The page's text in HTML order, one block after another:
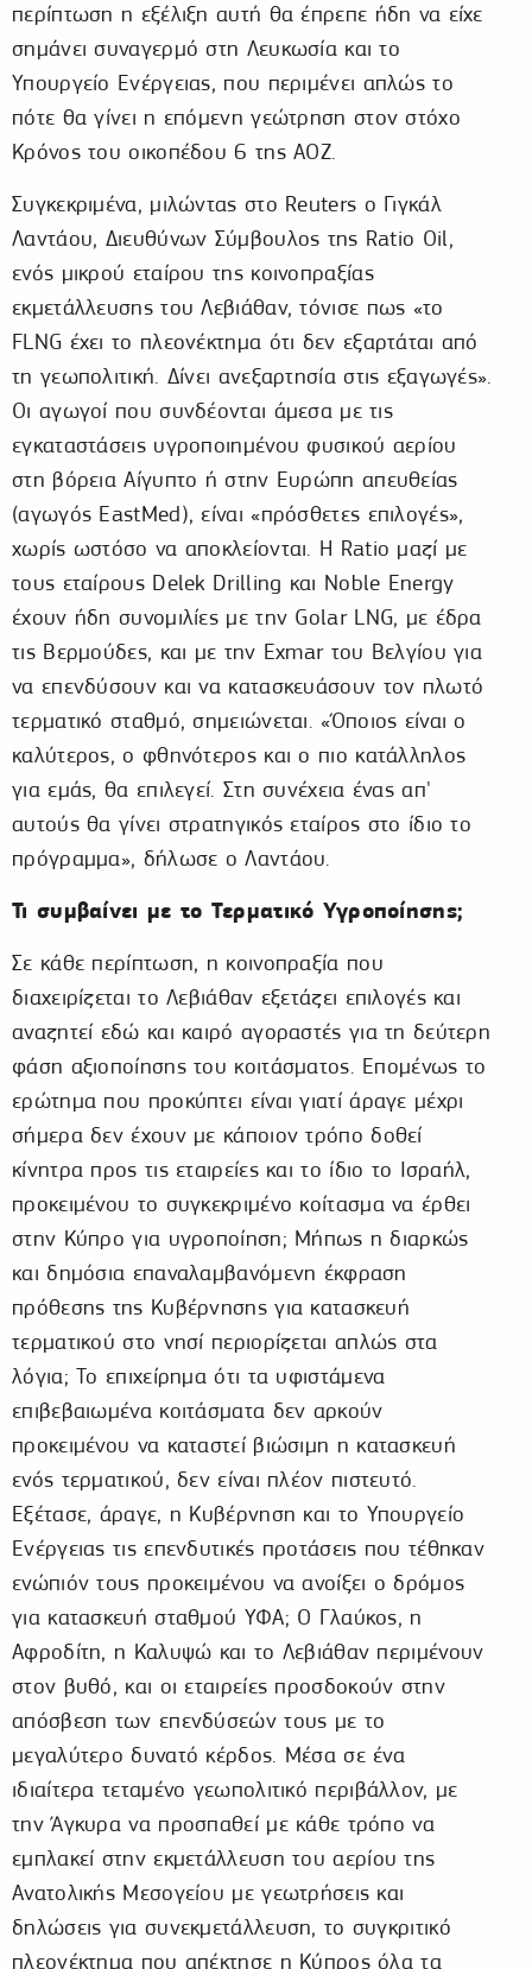
περίπτωση η εξέλιξη αυτή θα έπρεπε ήδη να είχε
σημάνει συναγερμό στη Λευκωσία και το
Υπουργείο Ενέργειας, που περιμένει απλώς το
πότε θα γίνει η επόμενη γεώτρηση στον στόχο
Κρόνος του οικοπέδου 6 της ΑΟΖ.
Συγκεκριμένα, μιλώντας στο Reuters o Γιγκάλ
Λαντάου, Διευθύνων Σύμβουλος της Ratio Oil,
ενός μικρού εταίρου της κοινοπραξίας
εκμετάλλευσης του Λεβιάθαν, τόνισε πως «το
FLNG έχει το πλεονέκτημα ότι δεν εξαρτάται από
τη γεωπολιτική. Δίνει ανεξαρτησία στις εξαγωγές».
Οι αγωγοί που συνδέονται άμεσα με τις
εγκαταστάσεις υγροποιημένου φυσικού αερίου
στη βόρεια Αίγυπτο ή στην Ευρώπη απευθείας
(αγωγός ΕastMed), είναι «πρόσθετες επιλογές»,
χωρίς ωστόσο να αποκλείονται. Η Ratio μαζί με
τους εταίρους Delek Drilling και Noble Energy
έχουν ήδη συνομιλίες με την Golar LNG, με έδρα
τις Βερμούδες, και με την Exmar του Βελγίου για
να επενδύσουν και να κατασκευάσουν τον πλωτό
τερματικό σταθμό, σημειώνεται. «Όποιος είναι ο
καλύτερος, ο φθηνότερος και ο πιο κατάλληλος
για εμάς, θα επιλεγεί. Στη συνέχεια ένας απ'
αυτούς θα γίνει στρατηγικός εταίρος στο ίδιο το
πρόγραμμα», δήλωσε ο Λαντάου.
Τι συμβαίνει με το Τερματικό Υγροποίησης;
Σε κάθε περίπτωση, η κοινοπραξία που
διαχειρίζεται το Λεβιάθαν εξετάζει επιλογές και
αναζητεί εδώ και καιρό αγοραστές για τη δεύτερη
φάση αξιοποίησης του κοιτάσματος. Επομένως το
ερώτημα που προκύπτει είναι γιατί άραγε μέχρι
σήμερα δεν έχουν με κάποιον τρόπο δοθεί
κίνητρα προς τις εταιρείες και το ίδιο το Ισραήλ,
προκειμένου το συγκεκριμένο κοίτασμα να έρθει
στην Κύπρο για υγροποίηση; Mήπως η διαρκώς
και δημόσια επαναλαμβανόμενη έκφραση
πρόθεσης της Κυβέρνησης για κατασκευή
τερματικού στο νησί περιορίζεται απλώς στα
λόγια; To επιχείρημα ότι τα υφιστάμενα
επιβεβαιωμένα κοιτάσματα δεν αρκούν
προκειμένου να καταστεί βιώσιμη η κατασκευή
ενός τερματικού, δεν είναι πλέον πιστευτό.
Εξέτασε, άραγε, η Κυβέρνηση και το Υπουργείο
Ενέργειας τις επενδυτικές προτάσεις που τέθηκαν
ενώπιόν τους προκειμένου να ανοίξει ο δρόμος
για κατασκευή σταθμού ΥΦΑ; Ο Γλαύκος, η
Αφροδίτη, η Καλυψώ και το Λεβιάθαν περιμένουν
στον βυθό, και οι εταιρείες προσδοκούν στην
απόσβεση των επενδύσεών τους με το
μεγαλύτερο δυνατό κέρδος. Μέσα σε ένα
ιδιαίτερα τεταμένο γεωπολιτικό περιβάλλον, με
την Άγκυρα να προσπαθεί με κάθε τρόπο να
εμπλακεί στην εκμετάλλευση του αερίου της
Ανατολικής Μεσογείου με γεωτρήσεις και
δηλώσεις για συνεκμετάλλευση, το συγκριτικό
πλεονέκτημα που απέκτησε η Κύπρος όλα τα